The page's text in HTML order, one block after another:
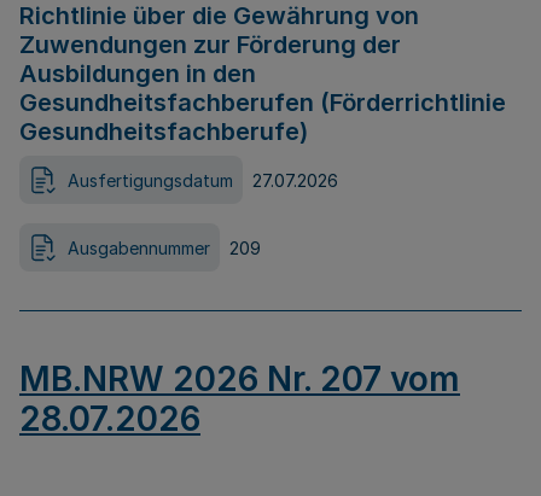
Richtlinie über die Gewährung von
Zuwendungen zur Förderung der
Ausbildungen in den
Gesundheitsfachberufen (Förderrichtlinie
Gesundheitsfachberufe)
Ausfertigungsdatum 27.07.2026
Ausgabennummer 209
MB.NRW 2026 Nr. 207 vom
28.07.2026